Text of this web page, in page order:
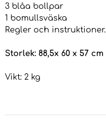
3 blåa bollpar
1 bomullsväska
Regler och instruktioner.
Storlek: 88,5x 60 x 57 cm
Vikt: 2 kg